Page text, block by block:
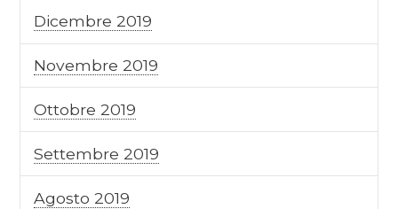
Dicembre 2019
Novembre 2019
Ottobre 2019
Settembre 2019
Agosto 2019